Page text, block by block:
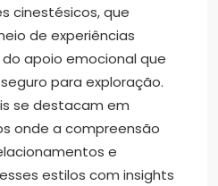
cinestésicos, que
de experiências
apoio emocional que
para exploração.
se destacam em
onde a compreensão
e
estilos com insights